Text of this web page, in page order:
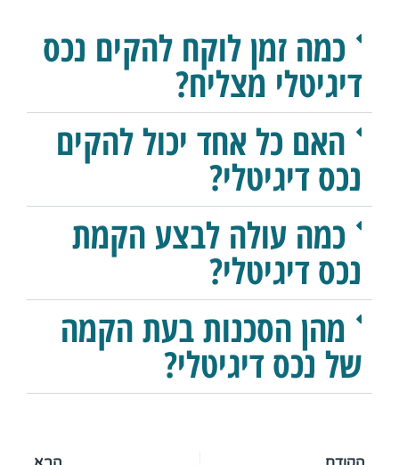
כמה זמן לוקח להקים נכס
דיגיטלי מצליח?
האם כל אחד יכול להקים
נכס דיגיטלי?
כמה עולה לבצע הקמת
נכס דיגיטלי?
מהן הסכנות בעת הקמה
של נכס דיגיטלי?